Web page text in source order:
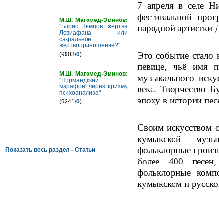
7 апреля в селе
фестивальной
народной
Это событие
певице, чьё имя
музыкального
века. Творчество
эпоху в истории
Своим искусством
кумыкской
фольклорные
более 400
фольклорные
кумыкском и
М.Ш. Магомед-Эминов:
"Борис Немцов: жертва
Левиафана или
сакральное
жертвоприношение?"
(9903/0)
М.Ш. Магомед-Эминов:
"Нормандский
марафон" через призму
психоанализа"
(9241/0)
Показать весь раздел - Статьи